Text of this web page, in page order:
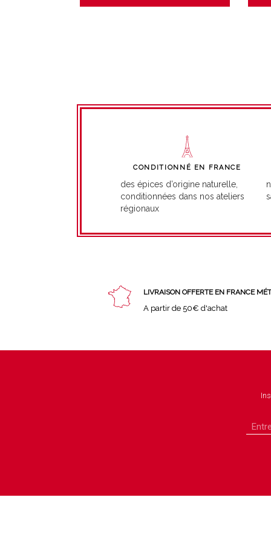
CONDITIONNÉ EN FRANCE
des épices d’origine naturelle,
conditionnées dans nos ateliers
régionaux
LIVRAISON OFFERTE EN FRANCE
A partir de 50€ d'achat